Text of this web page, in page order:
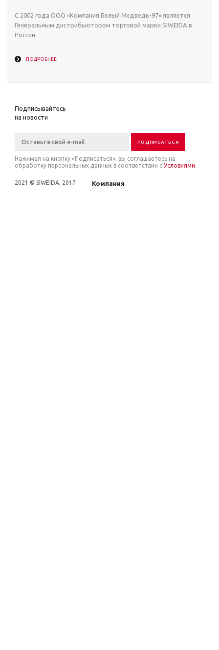
С 2002 года ООО «Компания Белый Медведь-97» является
Генеральным дистрибьютором торговой марки SIWEIDA в
России.
ПОДРОБНЕЕ
Подписывайтесь
на новости
Нажимая на кнопку «Подписаться», вы соглашаетесь на
обработку персональных данных в соответствии с Условиями.
2021 © SIWEIDA, 2017 Компания